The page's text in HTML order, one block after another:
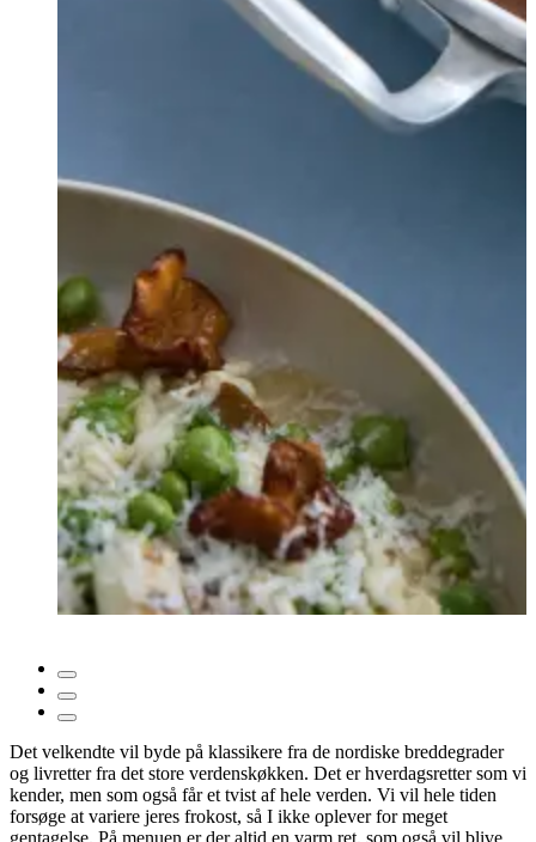
Det velkendte vil byde på klassikere fra de nordiske breddegrader
og livretter fra det store verdenskøkken. Det er hverdagsretter som vi
kender, men som også får et tvist af hele verden. Vi vil hele tiden
forsøge at variere jeres frokost, så I ikke oplever for meget
gentagelse. På menuen er der altid en varm ret, som også vil blive